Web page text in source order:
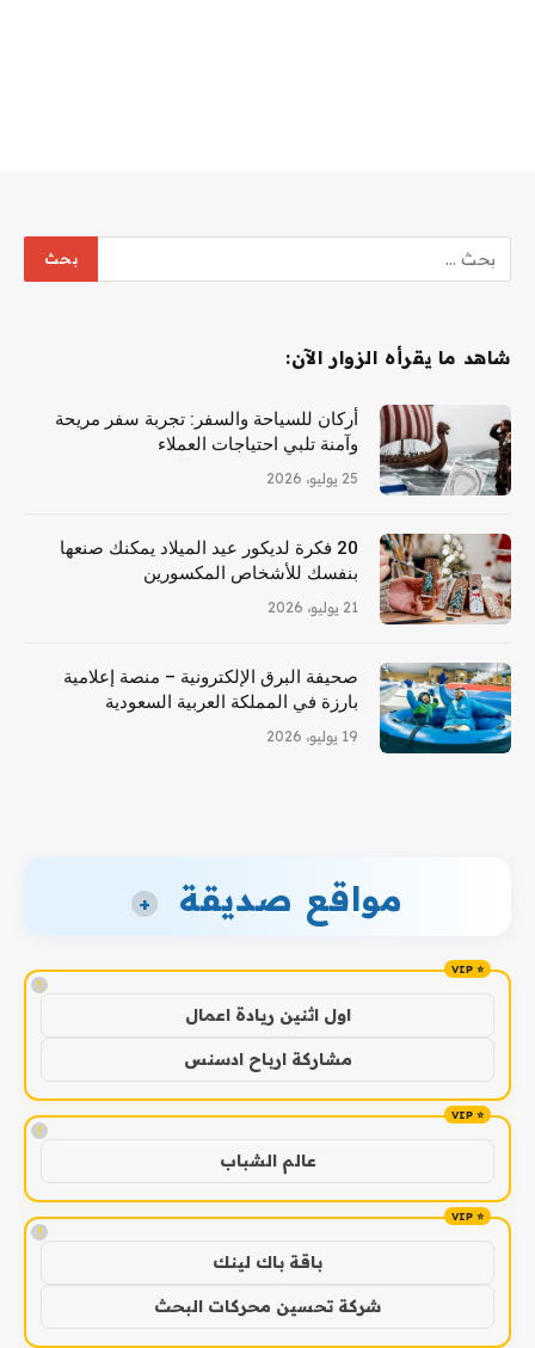
شاهد ما يقرأه الزوار الآن:
أركان للسياحة والسفر: تجربة سفر مريحة
وآمنة تلبي احتياجات العملاء
25 يوليو، 2026
20 فكرة لديكور عيد الميلاد يمكنك صنعها
بنفسك للأشخاص المكسورين
21 يوليو، 2026
صحيفة البرق الإلكترونية – منصة إعلامية
بارزة في المملكة العربية السعودية
19 يوليو، 2026
مواقع صديقة +
!
اول اثنين ريادة اعمال
مشاركة ارباح ادسنس
!
عالم الشباب
!
باقة باك لينك
شركة تحسين محركات البحث